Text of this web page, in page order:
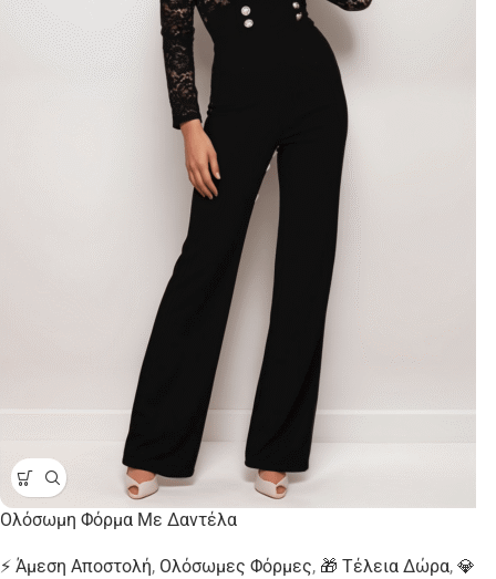
Ολόσωμη Φόρμα Με Δαντέλα
⚡ Άμεση Αποστολή, Ολόσωμες Φόρμες, 🎁 Τέλεια Δώρα, 💎